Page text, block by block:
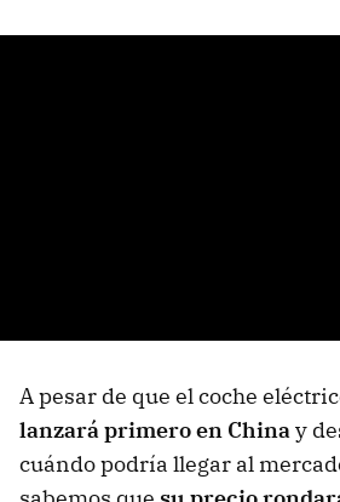
A pesar de que el coche
lanzará primero en Chinay
cuándo podría llegar al